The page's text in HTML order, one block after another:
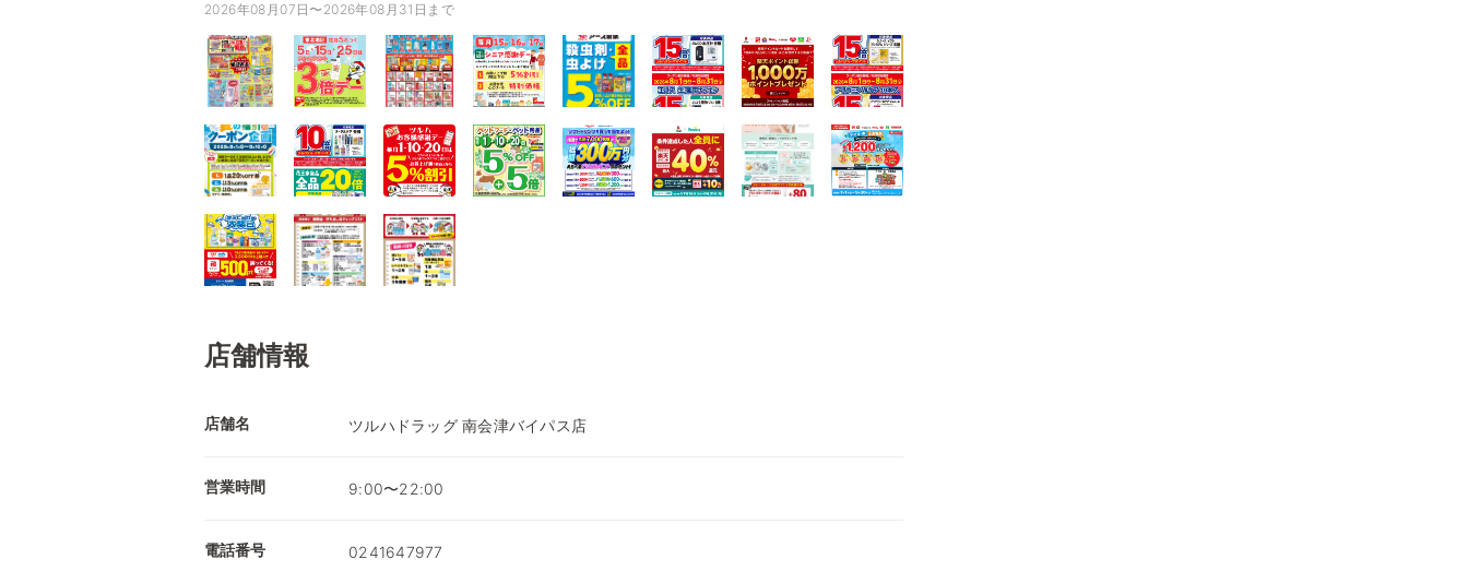
2026年08月07日〜2026年08月31日まで
店舗情報
店舗名 ツルハドラッグ 南会津バイパス店
営業時間 9:00〜22:00
電話番号 0241647977